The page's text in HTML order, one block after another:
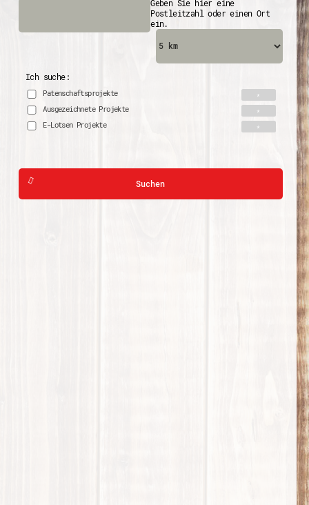
Geben Sie hier eine
Postleitzahl oder einen Ort
ein.
Ich suche:
Patenschaftsprojekte
Ausgezeichnete Projekte
E-Lotsen Projekte
Suchen